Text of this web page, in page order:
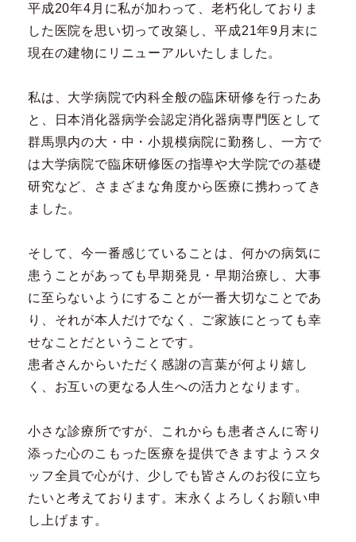
平成20年4月に私が加わって、老朽化しておりま
した医院を思い切って改築し、平成21年9月末に
現在の建物にリニューアルいたしました。
私は、大学病院で内科全般の臨床研修を行ったあ
と、日本消化器病学会認定消化器病専門医として
群馬県内の大・中・小規模病院に勤務し、一方で
は大学病院で臨床研修医の指導や大学院での基礎
研究など、さまざまな角度から医療に携わってき
ました。
そして、今一番感じていることは、何かの病気に
患うことがあっても早期発見・早期治療し、大事
に至らないようにすることが一番大切なことであ
り、それが本人だけでなく、ご家族にとっても幸
せなことだということです。
患者さんからいただく感謝の言葉が何より嬉し
く、お互いの更なる人生への活力となります。
小さな診療所ですが、これからも 患者さんに寄り
添った心のこもった医療を提供できますようスタ
ッフ全員で心がけ、少しでも皆さんのお役に立ち
たいと考えております。末永くよろしくお願い申
し上げます。